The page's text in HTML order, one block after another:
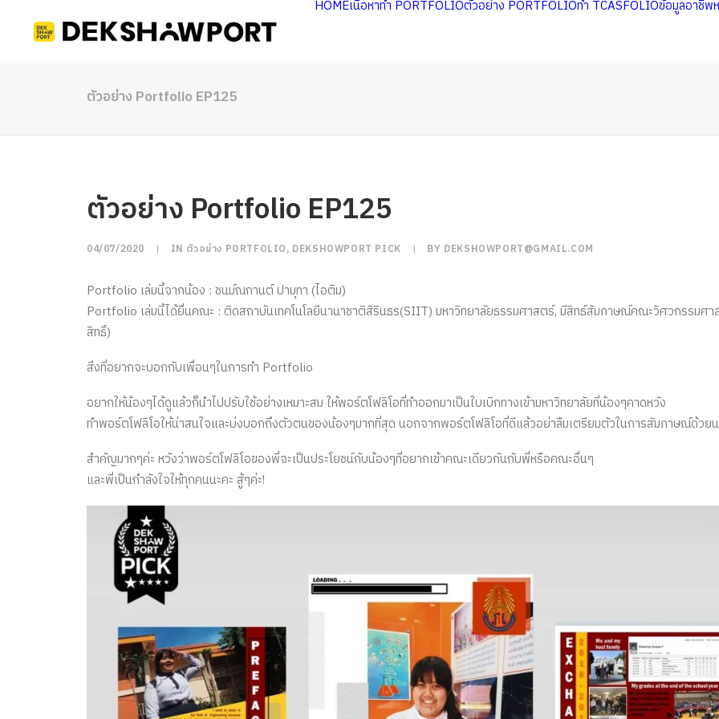
HOMEเนื้อหาทำ PORTFOLIOตัวอย่าง PORTFOLIOทำ TCASFOLIOข้อมูลอาชีพ
ตัวอย่าง Portfolio EP125
ตัวอย่าง Portfolio EP125
04/07/2020 | IN ตัวอย่าง PORTFOLIO, DEKSHOWPORT PICK | BY DEKSHOWPORT@GMAIL.COM
Portfolio เล่มนี้จากน้อง : ชนม์ณกานต์ ปามุทา (ไอติม)
Portfolio เล่มนี้ได้ยื่นคณะ : ติดสถาบันเทคโนโลยีนานาชาติสิรินธร(SIIT) มหาวิทยาลัยธรรมศาสตร์, มีสิทธ์สัมภาษณ์คณะวิศวกรรมศ
สิทธิ์)
สิ่งที่อยากจะบอกกับเพื่อนๆในการทำ Portfolio
อยากให้น้องๆได้ดูแล้วก็นำไปปรับใช้อย่างเหมาะสม ให้พอร์ตโฟลิโอที่ทำออกมาเป็นใบเบิกทางเข้ามหาวิทยาลัยที่น้องๆคาดหวัง
ทำพอร์ตโฟลิโอให้น่าสนใจและบ่งบอกถึงตัวตนของน้องๆมากที่สุด นอกจากพอร์ตโฟลิโอที่ดีแล้วอย่าลืมเตรียมตัวในการสัมภาษณ์ด้วย
สำคัญมากๆค่ะ หวังว่าพอร์ตโฟลิโอของพี่จะเป็นประโยชน์กับน้องๆที่อยากเข้าคณะเดียวกันกับพี่หรือคณะอื่นๆ
และพี่เป็นกำลังใจให้ทุกคนนะคะ สู้ๆค่ะ!